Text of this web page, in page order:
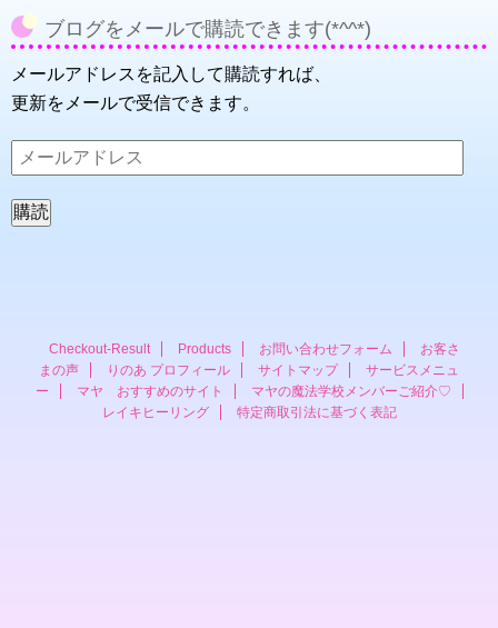
ブログをメールで購読できます(*^^*)
メールアドレスを記入して購読すれば、
更新をメールで受信できます。
メ
ル
Checkout-Result Products お問い合わせフォーム
お客さ
まの声
りのあ プロフィール サイトマップ
サービスメニュ
ー
マヤ おすすめのサイト
マヤの魔法学校メンバーご紹介♡
レイキヒーリング
特定商取引法に基づく表記